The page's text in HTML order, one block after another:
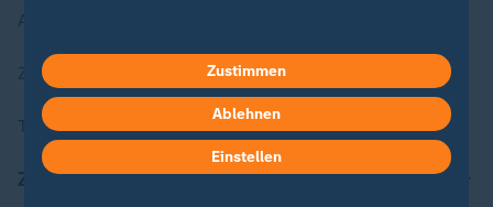
ZDFheute Stories
Themen im Überblick
ZDFheute Update
Zustimmen
Ablehnen
Einstellen